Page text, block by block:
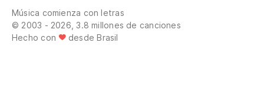
Música comienza con letras
© 2003 - 2026, 3.8 millones de canciones
Hecho con
desde Brasil